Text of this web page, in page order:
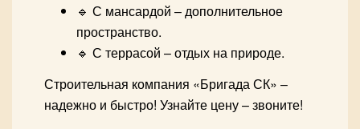
🔹 С мансардой – дополнительное
пространство.
🔹 С террасой – отдых на природе.
Строительная компания «Бригада СК» –
надежно и быстро! Узнайте цену – звоните!